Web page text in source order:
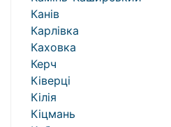
Канів
Карлівка
Каховка
Керч
Ківерці
Кілія
Кіцмань